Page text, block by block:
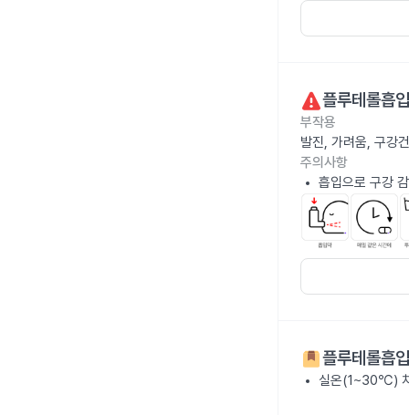
플루테롤
부작용
발진, 가려움, 구강
주의사항
흡입으로 구강
플루테롤
실온(1~30℃)